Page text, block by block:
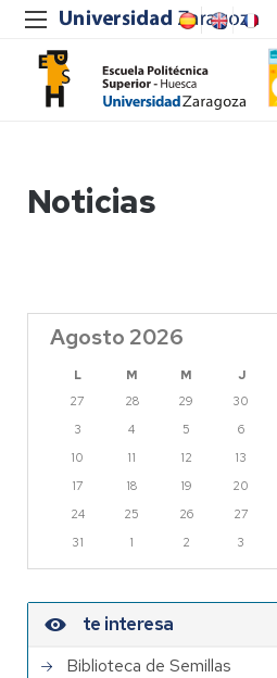
Noticias
Agosto 2026
L M M J
27
28 29 30
3
4 5 6
10
11 12 13
17
18 19 20
24
25 26 27
31
1 2 3
te interesa
Biblioteca de Semillas